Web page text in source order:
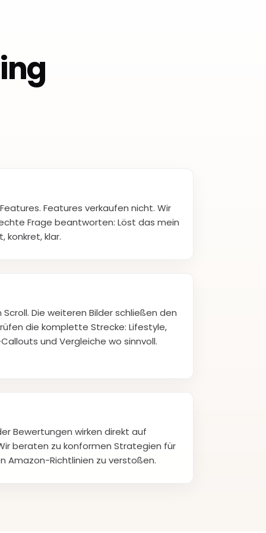
Features verkaufen nicht. Wir
Frage beantworten: Löst das mein
konkret, klar.
Die weiteren Bilder schließen den
die komplette Strecke: Lifestyle,
und Vergleiche wo sinnvoll.
Bewertungen wirken direkt auf
beraten zu konformen Strategien für
Amazon-Richtlinien zu verstoßen.